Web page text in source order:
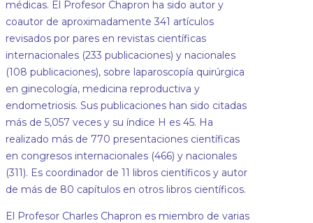
médicas. El Profesor Chapron ha sido autor y
coautor de aproximadamente 341 artículos
revisados por pares en revistas científicas
internacionales (233 publicaciones) y nacionales
(108 publicaciones), sobre laparoscopía quirúrgica
en ginecología, medicina reproductiva y
endometriosis. Sus publicaciones han sido citadas
más de 5,057 veces y su índice H es 45. Ha
realizado más de 770 presentaciones científicas
en congresos internacionales (466) y nacionales
(311). Es coordinador de 11 libros científicos y autor
de más de 80 capítulos en otros libros científicos.
El Profesor Charles Chapron es miembro de varias